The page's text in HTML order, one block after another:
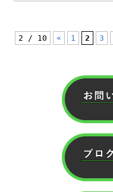
2 / 10 « 1 2 3